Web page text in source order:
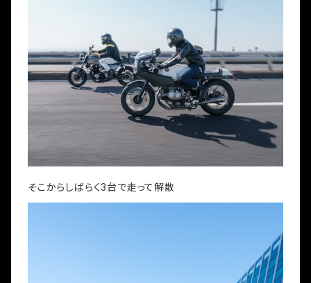
そこからしばらく3台で走って解散